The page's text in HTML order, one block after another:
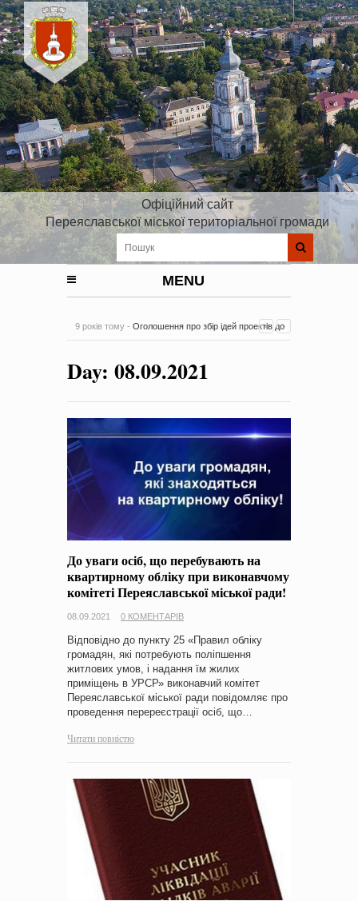
Офіційний сайт
Переяславської міської територіальної громади
MENU
9 років тому - Оголошення про збір ідей проектів до
на період 2018 – 2020 роки Оголошення про збір ідей
проектів
0 Коментарів
Day: 08.09.2021
До уваги осіб, що перебувають на
квартирному обліку при виконавчому
комітеті Переяславської міської ради!
08.09.2021 0 КОМЕНТАРІВ
Відповідно до пункту 25 «Правил обліку
громадян, які потребують поліпшення
житлових умов, і надання їм жилих
приміщень в УРСР» виконавчий комітет
Переяславської міської ради повідомляє про
проведення перереєстрації осіб, що…
Читати повністю